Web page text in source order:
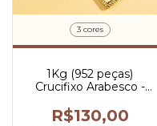
3 cores
1Kg (952 peças)
Crucifixo Arabesco -
R$130,00